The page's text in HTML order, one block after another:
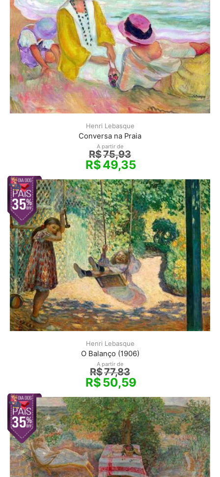
Henri Lebasque
Conversa na Praia
A partir de
R$75,93
R$49,35
Henri Lebasque
O Balanço (1906)
A partir de
R$77,83
R$50,59